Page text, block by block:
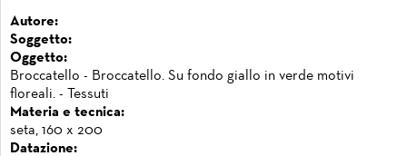
Autore:
Soggetto:
Oggetto:
Broccatello - Broccatello. Su fondo giallo in verde motivi
floreali. - Tessuti
Materia e tecnica:
seta, 160 x 200
Datazione: